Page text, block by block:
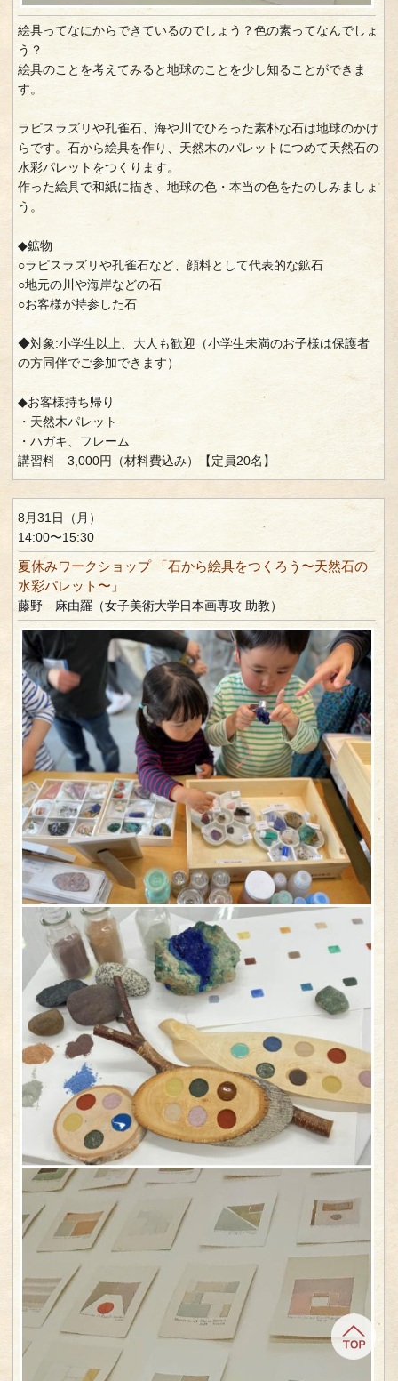
絵具ってなにからできているのでしょう？色の素ってなんでしょ
う？
絵具のことを考えてみると地球のことを少し知ることができま
す。
ラピスラズリや孔雀石、海や川でひろった素朴な石は地球のかけ
らです。石から絵具を作り、天然木のパレットにつめて天然石の
水彩パレットをつくります。
作った絵具で和紙に描き、地球の色・本当の色をたのしみましょ
う。
◆鉱物
○ラピスラズリや孔雀石など、顔料として代表的な鉱石
○地元の川や海岸などの石
○お客様が持参した石
◆対象:小学生以上、大人も歓迎（小学生未満のお子様は保護者
の方同伴でご参加できます）
◆お客様持ち帰り
・天然木パレット
・ハガキ、フレーム
講習料 3,000円（材料費込み）【定員20名】
8月31日（月）
14:00〜15:30
夏休みワークショップ 「石から絵具をつくろう〜天然石の
水彩パレット〜」
藤野 麻由羅（女子美術大学日本画専攻 助教）